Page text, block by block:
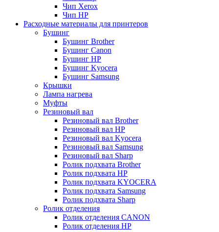
Чип Xerox
Чип НР
Расходные материалы для принтеров
Бушинг
Бушинг Brother
Бушинг Canon
Бушинг HP
Бушинг Kyocera
Бушинг Samsung
Крышки
Лампа нагрева
Муфты
Резиновый вал
Резиновый вал Brother
Резиновый вал HP
Резиновый вал Kyocera
Резиновый вал Samsung
Резиновый вал Sharp
Ролик подхвата Brother
Ролик подхвата HP
Ролик подхвата KYOCERA
Ролик подхвата Samsung
Ролик подхвата Sharp
Ролик отделения
Ролик отделения CANON
Ролик отделения HP